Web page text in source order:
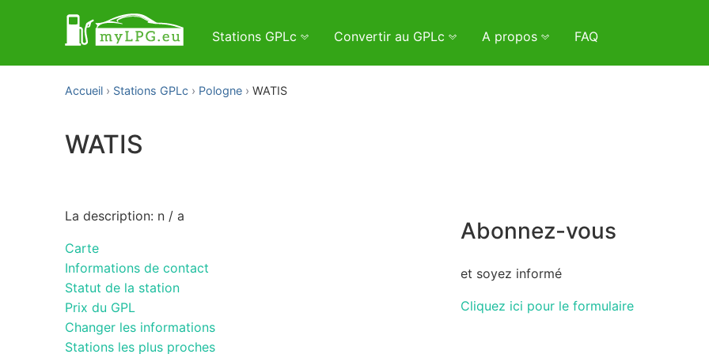
Stations GPLc Convertir au GPLc A propos FAQ
Accueil Stations GPLc Pologne WATIS
WATIS
La description: n / a
Carte
Informations de contact
Statut de la station
Prix du GPL
Changer les informations
Stations les plus proches
Abonnez-vous
et soyez informé
Cliquez ici pour le formulaire